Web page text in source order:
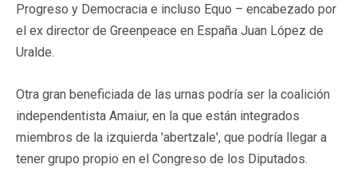
Progreso y Democracia e incluso Equo – encabezado por
el ex director de Greenpeace en España Juan López de
Uralde.
Otra gran beneficiada de las urnas podría ser la coalición
independentista Amaiur, en la que están integrados
miembros de la izquierda 'abertzale', que podría llegar a
tener grupo propio en el Congreso de los Diputados.